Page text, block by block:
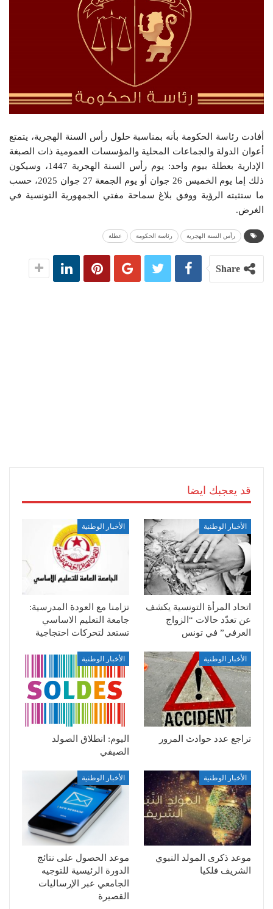
أفادت رئاسة الحكومة بأنه بمناسبة حلول رأس السنة الهجرية، يتمتع
أعوان الدولة والجماعات المحلية والمؤسسات العمومية ذات الصبغة
الإدارية بعطلة بيوم واحد: يوم رأس السنة الهجرية 1447، وسيكون
ذلك إما يوم الخميس 26 جوان أو يوم الجمعة 27 جوان 2025، حسب
ما ستثبته الرؤية ووفق بلاغ سماحة مفتي الجمهورية التونسية في
الغرض.
رأس السنة الهجرية رئاسة الحكومة عطلة
Share
قد يعجبك ايضا
الأخبار الوطنية
اتحاد المرأة التونسية يكشف
عن تعدّد حالات “الزواج
العرفي” في تونس
الأخبار الوطنية
تزامنا مع العودة المدرسية:
جامعة التعليم الاساسي
تستعد لتحركات احتجاجية
الأخبار الوطنية
تراجع عدد حوادث المرور
الأخبار الوطنية
اليوم: انطلاق الصولد
الصيفي
الأخبار الوطنية
موعد ذكرى المولد النبوي
الشريف فلكيا
الأخبار الوطنية
موعد الحصول على نتائج
الدورة الرئيسية للتوجيه
الجامعي عبر الإرساليات
القصيرة